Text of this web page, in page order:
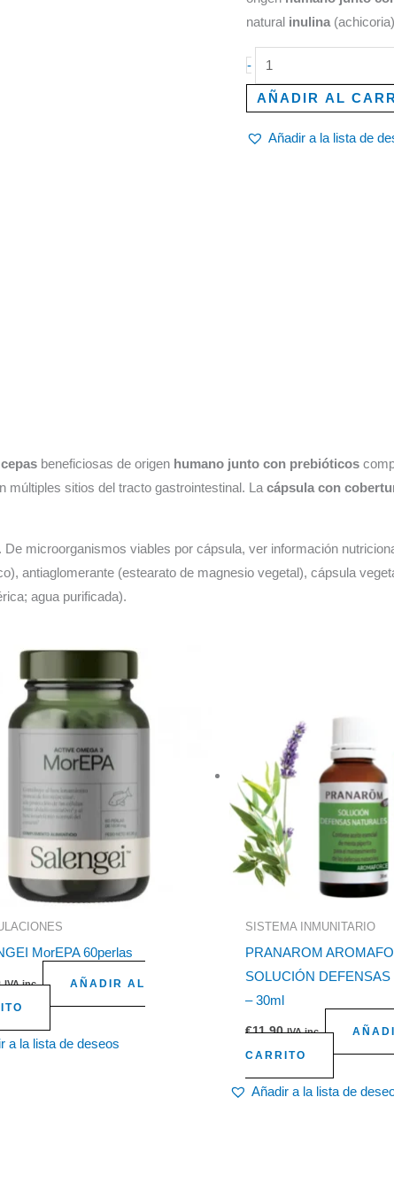
natural inulina
-
cantidad
AÑADIR AL
Añadir a la lista de
beneficiosas de origen humano junto con prebióticos
múltiples sitios del tracto gastrointestinal. La cápsula con
microorganismos viables por cápsula, ver información
antiaglomerante (estearato de magnesio vegetal), cápsula
agua purificada).
MorEPA 60perlas
IVA inc.
AÑADIR AL
a la lista de deseos
SISTEMA INMUNITARIO
PRANAROM
SOLUCIÓN DEFENSAS
– 30ml
€11,90 IVA inc.
CARRITO
Añadir a la lista de